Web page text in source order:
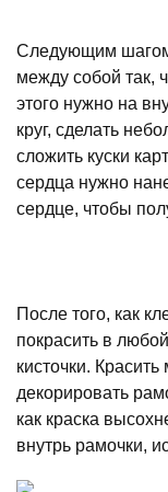
Следующим шагом
между собой так,
этого нужно на
круг, сделать
сложить куски
сердца нужно
сердце, чтобы
После того, как
покрасить в
кисточки.
декорировать
как краска
внутрь рамочки,